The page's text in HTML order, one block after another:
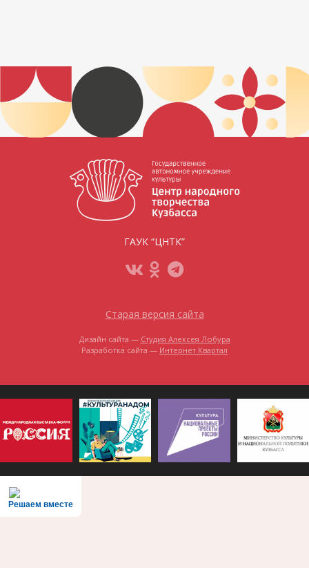
ГАУК “ЦНТК”
Старая версия сайта
Дизайн сайта — Студия Алексея Лобура
Разработка сайта — Интернет Квартал
Решаем вместе